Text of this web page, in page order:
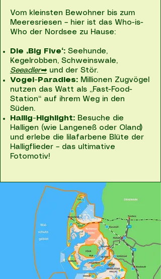
Vom kleinsten Bewohner bis zum
Meeresriesen – hier ist das Who-is-
Who der Nordsee zu Hause:
Die „Big Five“: Seehunde,
Kegelrobben, Schweinswale,
Seeadler➡und der Stör.
Vogel-Paradies: Millionen Zugvögel
nutzen das Watt als „Fast-Food-
Station“ auf ihrem Weg in den
Süden.
Hallig-Highlight: Besuche die
Halligen (wie Langeneß oder Oland)
und erlebe die lilafarbene Blüte der
Halligflieder – das ultimative
Fotomotiv!